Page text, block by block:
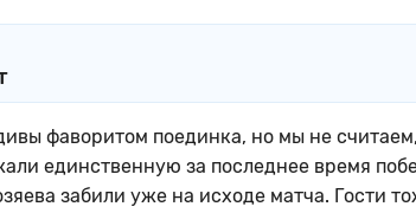
фаворитом поединка, но мы не
единственную за последнее время
забили уже на исходе матча. Гости